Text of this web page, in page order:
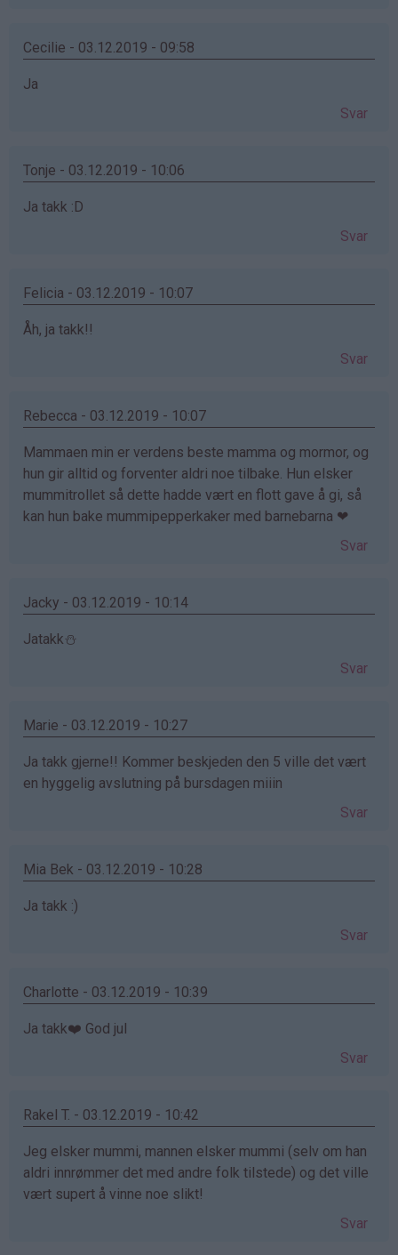
Cecilie - 03.12.2019 - 09:58
Ja
Svar
Tonje - 03.12.2019 - 10:06
Ja takk :D
Svar
Felicia - 03.12.2019 - 10:07
Åh, ja takk!!
Svar
Rebecca - 03.12.2019 - 10:07
Mammaen min er verdens beste mamma og mormor, og
hun gir alltid og forventer aldri noe tilbake. Hun elsker
mummitrollet så dette hadde vært en flott gave å gi, så
kan hun bake mummipepperkaker med barnebarna ❤
Svar
Jacky - 03.12.2019 - 10:14
Jatakk⛄️
Svar
Marie - 03.12.2019 - 10:27
Ja takk gjerne!! Kommer beskjeden den 5 ville det vært
en hyggelig avslutning på bursdagen miiin
Svar
Mia Bek - 03.12.2019 - 10:28
Ja takk :)
Svar
Charlotte - 03.12.2019 - 10:39
Ja takk❤️ God jul
Svar
Rakel T. - 03.12.2019 - 10:42
Jeg elsker mummi, mannen elsker mummi (selv om han
aldri innrømmer det med andre folk tilstede) og det ville
vært supert å vinne noe slikt!
Svar